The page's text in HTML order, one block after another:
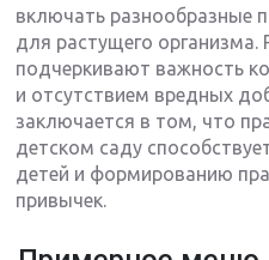
включать разнообразные
для растущего организма.
подчеркивают важность
и отсутствием вредных
заключается в том, что
детском саду
детей и формированию
привычек.